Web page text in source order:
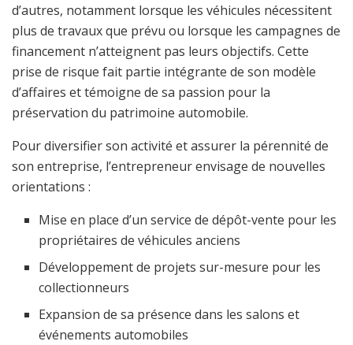
d’autres, notamment lorsque les véhicules nécessitent
plus de travaux que prévu ou lorsque les campagnes de
financement n’atteignent pas leurs objectifs. Cette
prise de risque fait partie intégrante de son modèle
d’affaires et témoigne de sa passion pour la
préservation du patrimoine automobile.
Pour diversifier son activité et assurer la pérennité de
son entreprise, l’entrepreneur envisage de nouvelles
orientations :
Mise en place d’un service de dépôt-vente pour les
propriétaires de véhicules anciens
Développement de projets sur-mesure pour les
collectionneurs
Expansion de sa présence dans les salons et
événements automobiles